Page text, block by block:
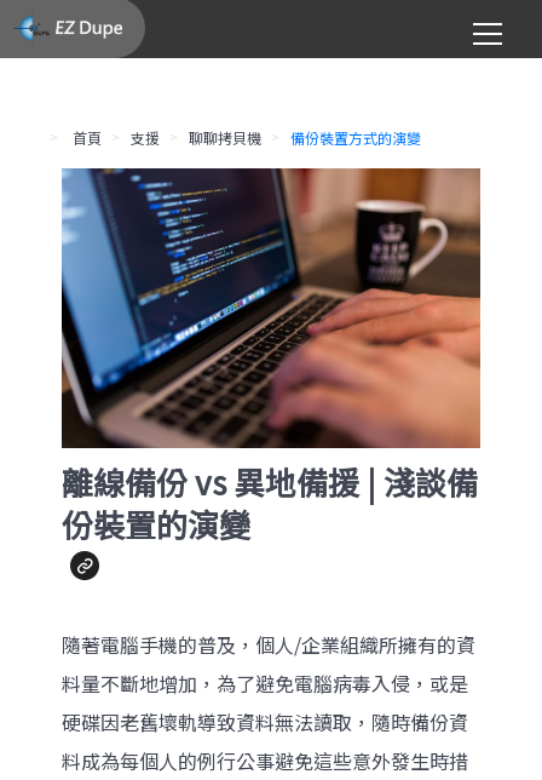
首頁 支援 聊聊拷貝機 備份裝置方式的演變
離線備份 vs 異地備援 | 淺談備
份裝置的演變
隨著電腦手機的普及，個人/企業組織所擁有的資
料量不斷地增加，為了避免電腦病毒入侵，或是
硬碟因老舊壞軌導致資料無法讀取，隨時備份資
料成為每個人的例行公事避免這些意外發生時措